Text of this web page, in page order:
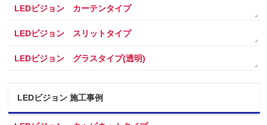
LEDビジョン カーテンタイプ
LEDビジョン スリットタイプ
LEDビジョン グラスタイプ(透明)
LEDビジョン 施工事例